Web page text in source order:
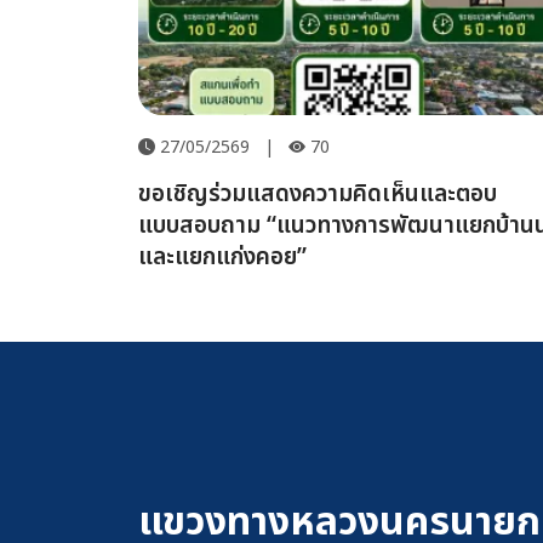
27/05/2569 | 70
ขอเชิญร่วมแสดงความคิดเห็นและตอบ
แบบสอบถาม “แนวทางการพัฒนาแยกบ้าน
และแยกแก่งคอย”
แขวงทางหลวงนครนายก